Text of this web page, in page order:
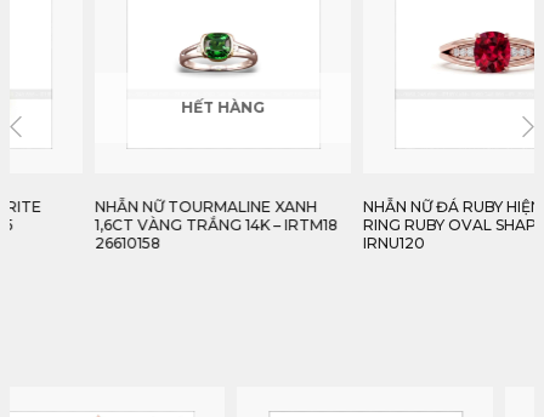
NHẪN NỮ TOURMALINE XANH
1,6CT VÀNG TRẮNG 14K – IRTM18
NHẪN NỮ ĐÁ RUBY HIỆN ĐẠI –
RING RUBY OVAL SHAPE –